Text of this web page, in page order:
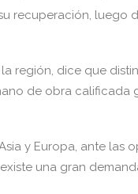
recuperación, luego
región, dice que
de obra calificada
y Europa, ante las
una gran